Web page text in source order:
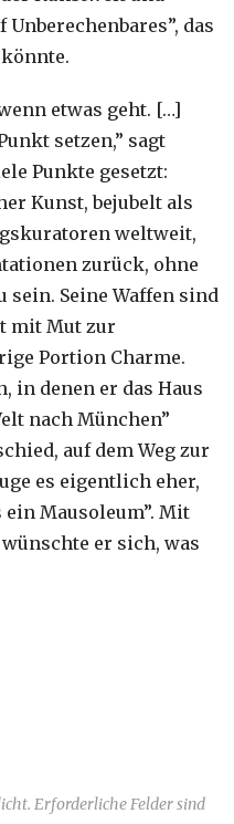
das
etwas geht. […]
setzen,” sagt
Punkte gesetzt:
Kunst, bejubelt als
weltweit,
zurück, ohne
sein. Seine Waffen sind
mit Mut zur
Portion Charme.
in denen er das Haus
nach München”
auf dem Weg zur
es eigentlich eher,
Mausoleum”. Mit
er sich, was
Erforderliche Felder sind